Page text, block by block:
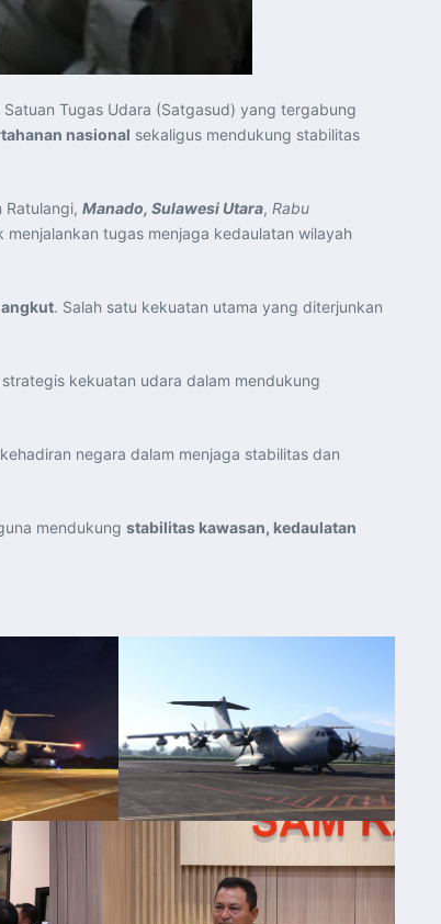
Tugas Udara (Satgasud) yang tergabung
nasional sekaligus mendukung stabilitas
Ratulangi, Manado, Sulawesi Utara, Rabu
tugas menjaga kedaulatan wilayah
. Salah satu kekuatan utama yang diterjunkan
kekuatan udara dalam mendukung
negara dalam menjaga stabilitas dan
mendukung stabilitas kawasan, kedaulatan